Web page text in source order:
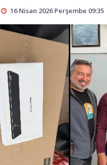
16 Nisan 2026 Perşembe 09:35